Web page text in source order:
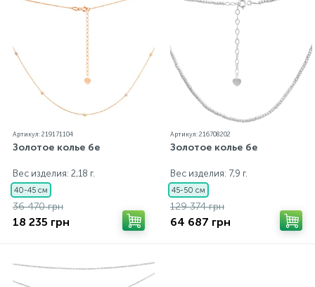
Артикул: 219171104
Золотое колье бе
Вес изделия: 2,18 г.
40-45 см
36 470 грн
18 235 грн
Артикул: 216708202
Золотое колье бе
Вес изделия: 7,9 г.
45-50 см
129 374 грн
64 687 грн